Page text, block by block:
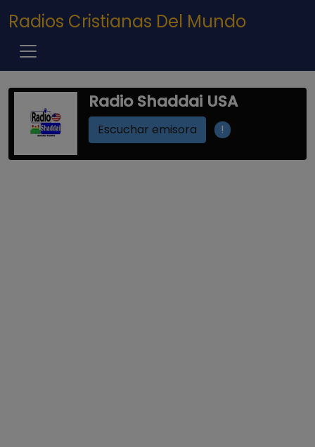
Pasar al contenido principal
Radios Cristianas Del Mundo
Radio Shaddai USA
Escuchar emisora !